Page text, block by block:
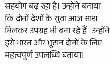
सहयोग बढ़ रहा है। उन्होंने बताया
कि दोनों देशों के युवा आज साथ
मिलकर उपग्रह भी बना रहे हैं। उन्होंने
इसे भारत और भूटान दोनों के लिए
महत्वपूर्ण उपलब्धि बताया।